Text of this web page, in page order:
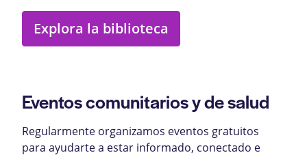
Explora la biblioteca
Eventos comunitarios y de salud
Regularmente organizamos eventos gratuitos
para ayudarte a estar informado, conectado e